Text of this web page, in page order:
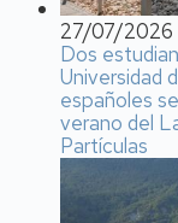
27/07/2026
Dos
Universidad
españoles
verano del
Partículas